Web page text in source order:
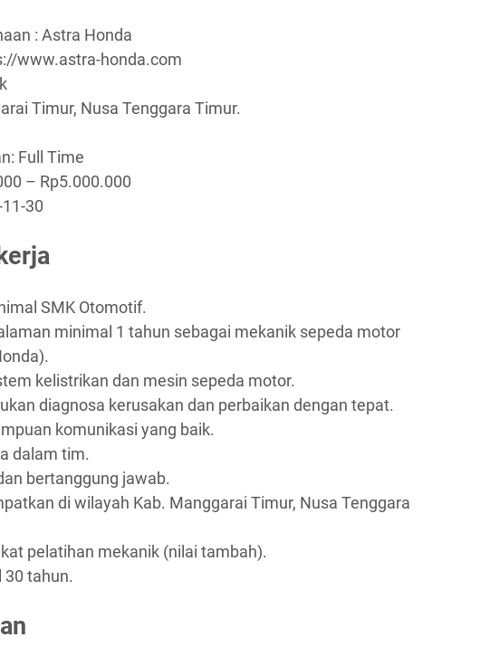
: Astra Honda
www.astra-honda.com
Timur, Nusa Tenggara Timur.
Full Time
– Rp5.000.000
30
SMK Otomotif.
minimal 1 tahun sebagai mekanik sepeda motor
kelistrikan dan mesin sepeda motor.
diagnosa kerusakan dan perbaikan dengan tepat.
komunikasi yang baik.
dalam tim.
bertanggung jawab.
di wilayah Kab. Manggarai Timur, Nusa Tenggara
pelatihan mekanik (nilai tambah).
30 tahun.